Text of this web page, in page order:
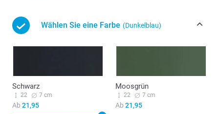
Wählen Sie eine Farbe (Dunkelblau)
Schwarz
22 7 cm
Ab 21,95
Moosgrün
22 7 cm
Ab 21,95